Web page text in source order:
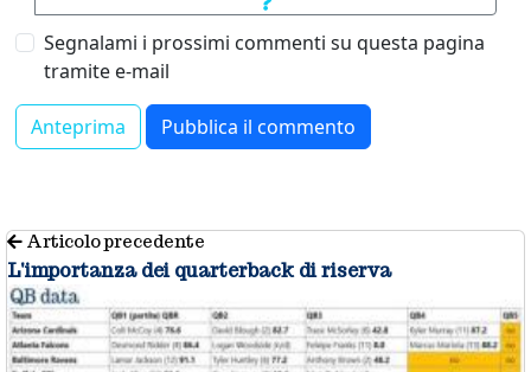
Segnalami i prossimi commenti su questa pagina
tramite e-mail
Articolo precedente
L'importanza dei quarterback di riserva